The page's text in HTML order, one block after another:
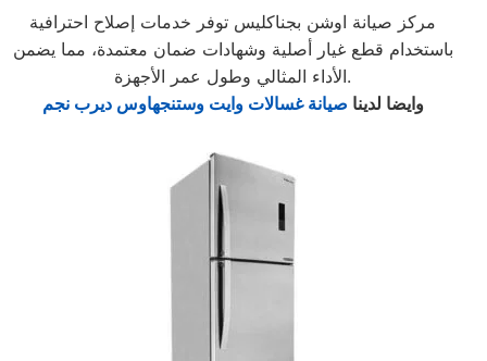
مركز صيانة اوشن بجناكليس توفر خدمات إصلاح احترافية
باستخدام قطع غيار أصلية وشهادات ضمان معتمدة، مما يضمن
الأداء المثالي وطول عمر الأجهزة.
وايضا لدينا صيانة غسالات وايت وستنجهاوس ديرب نجم